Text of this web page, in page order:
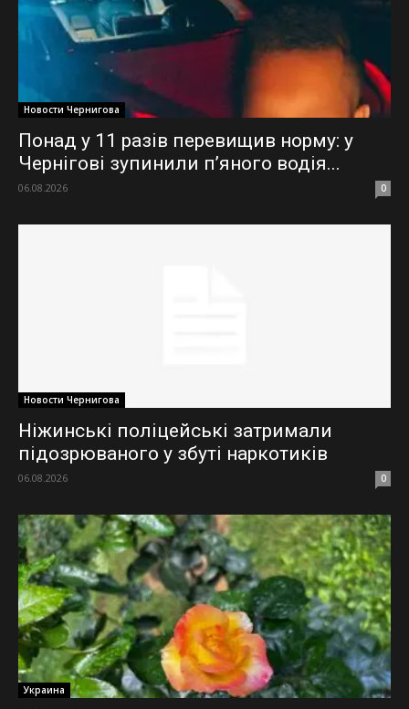
Новости Чернигова
Понад у 11 разів перевищив норму: у
Чернігові зупинили пʼяного водія...
06.08.2026 0
Новости Чернигова
Ніжинські поліцейські затримали
підозрюваного у збуті наркотиків
06.08.2026 0
Украина